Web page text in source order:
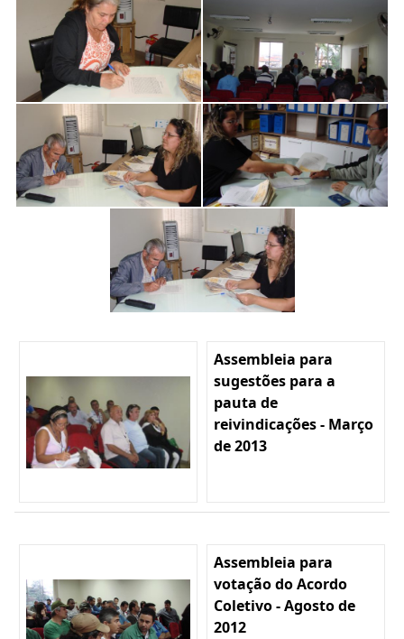
Assembleia para
sugestões para a
pauta de
reivindicações - Março
de 2013
Assembleia para
votação do Acordo
Coletivo - Agosto de
2012